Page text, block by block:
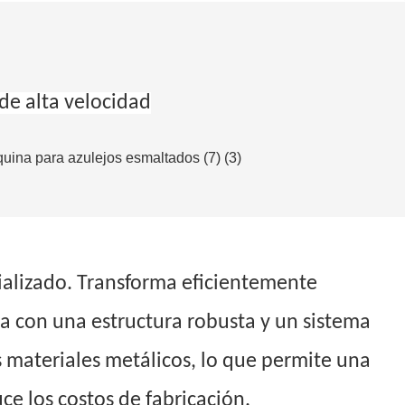
alta velocidad
Transforma eficientemente
con una estructura robusta y un sistema
metálicos, lo que permite una